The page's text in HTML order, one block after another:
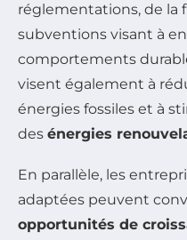
réglementations, de la
subventions visant à
comportements
visent également à
énergies fossiles et à
des énergies
En parallèle, les
adaptées peuvent
opportunités de